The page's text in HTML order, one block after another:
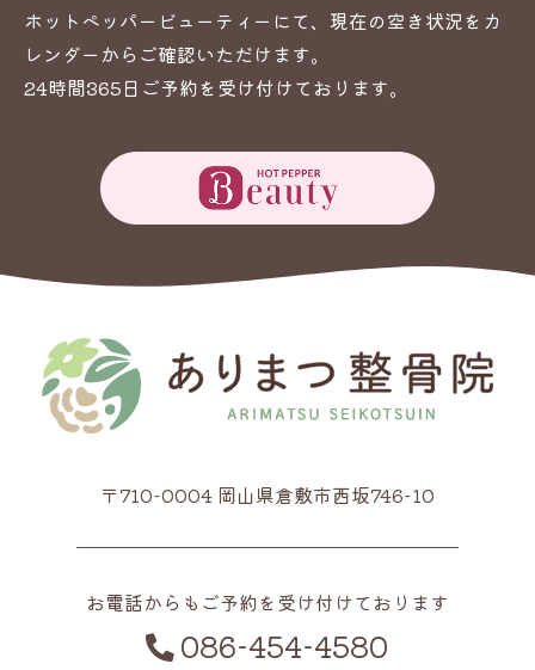
ホットペッパービューティーにて、現在の空き状況をカ
レンダーからご確認いただけます。
24時間365日ご予約を受け付けております。
〒710-0004 岡山県倉敷市西坂746-10
お電話からもご予約を受け付けております
086-454-4580